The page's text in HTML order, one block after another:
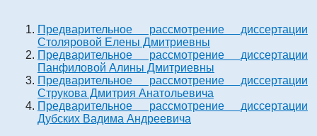
Предварительное рассмотрение диссертации
Столяровой Елены Дмитриевны
Предварительное рассмотрение диссертации
Панфиловой Алины Дмитриевны
Предварительное рассмотрение диссертации
Струкова Дмитрия Анатольевича
Предварительное рассмотрение диссертации
Дубских Вадима Андреевича